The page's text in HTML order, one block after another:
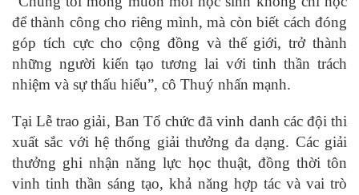
để thành công cho riêng mình, mà còn biết cách đóng
góp tích cực cho cộng đồng và thế giới, trở thành
những người kiến tạo tương lai với tinh thần trách
nhiệm và sự thấu hiểu”, cô Thuý nhấn mạnh.
Tại Lễ trao giải, Ban Tổ chức đã vinh danh các đội thi
xuất sắc với hệ thống giải thưởng đa dạng. Các giải
thưởng ghi nhận năng lực học thuật, đồng thời tôn
vinh tinh thần sáng tạo, khả năng hợp tác và vai trò